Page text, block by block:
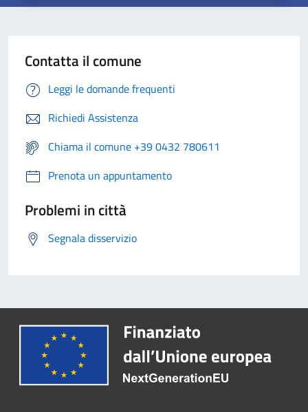
Contatta il comune
Leggi le domande frequenti
Richiedi Assistenza
Chiama il comune +39 0432 780611
Prenota un appuntamento
Problemi in città
Segnala disservizio